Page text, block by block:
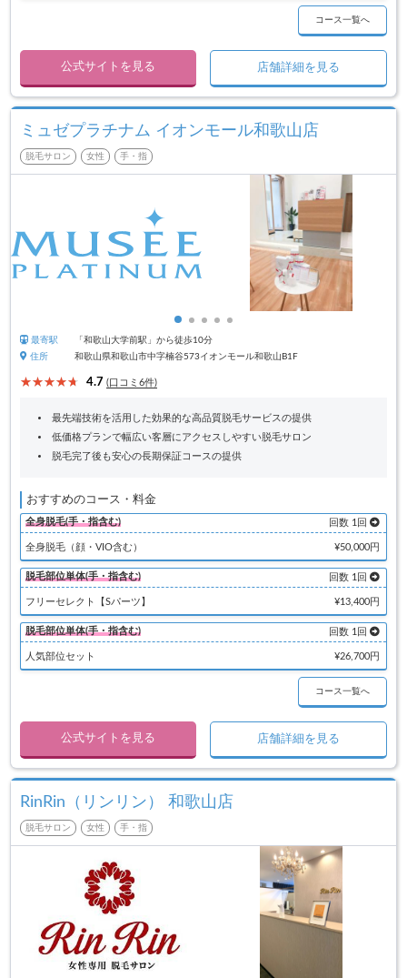
コース一覧へ
公式サイトを見る 店舗詳細を見る
ミュゼプラチナム イオンモール和歌山店
脱毛サロン 女性 手・指
最寄駅
「和歌山大学前駅」から徒歩10分
住所
和歌山県和歌山市中字楠谷573イオンモール和歌山B1F
4.7 (口コミ6件)
最先端技術を活用した効果的な高品質脱毛サービスの提供
低価格プランで幅広い客層にアクセスしやすい脱毛サロン
脱毛完了後も安心の長期保証コースの提供
おすすめのコース・料金
全身脱毛(手・指含む) 回数 1回
全身脱毛（顔・VIO含む） ¥50,000円
脱毛部位単体(手・指含む) 回数 1回
フリーセレクト【Sパーツ】 ¥13,400円
脱毛部位単体(手・指含む) 回数 1回
人気部位セット ¥26,700円
コース一覧へ
公式サイトを見る 店舗詳細を見る
RinRin（リンリン） 和歌山店
脱毛サロン 女性 手・指